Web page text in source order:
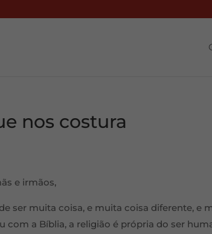
nos costura
e irmãos,
ser muita coisa, e muita coisa diferente, e
com a Bíblia, a religião é própria do ser